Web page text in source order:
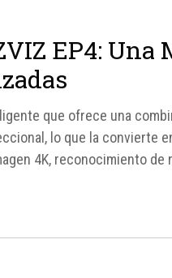
EP4:
que ofrece una
lo que la convierte
4K, reconocimiento